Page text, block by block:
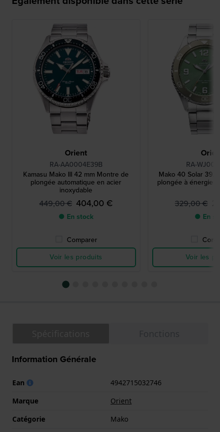
Orient
RA-AA0004E39B
Kamasu Mako III 42 mm Montre de
plongée automatique en acier
inoxydable
449,00 € 404,00 €
● En stock
Comparer
Voir les produits
RA-
Mako 40 Solar
plongée à énergie
329,00 €
● En
Voir les
Information Générale
Ean
4942715032746
Marque
Orient
Catégorie
Mako